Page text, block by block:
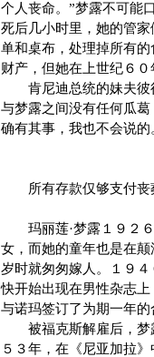
个人丧命。”梦露不可能
死后几小时里，她的管
单和桌布，处理掉所有
财产，但她在上世纪６
肯尼迪总统的妹夫彼得
与梦露之间没有任何瓜
确有其事，我也不会说
所有存款仅够支付丧
玛丽莲·梦露１９２６
女，而她的童年也是在
岁时就匆匆嫁人。１９
快开始出现在男性杂志
与诺玛签订了为期一年
被福克斯解雇后，梦
５３年，在《尼亚加拉